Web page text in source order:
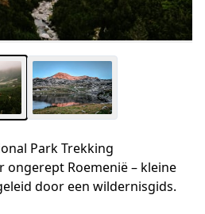
Park Trekking
ongerept Roemenië – kleine
door een wildernisgids.